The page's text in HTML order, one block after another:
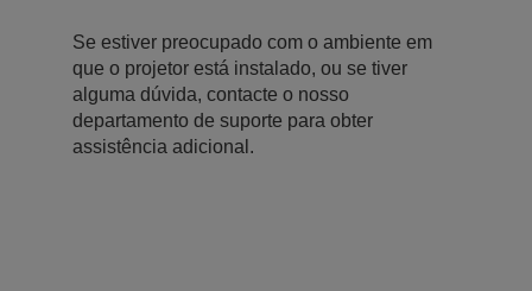
Se estiver preocupado com o ambiente em
que o projetor está instalado, ou se tiver
alguma dúvida, contacte o nosso
departamento de suporte para obter
assistência adicional.